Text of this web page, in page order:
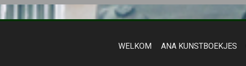
WELKOM ANA KUNSTBOEKJES